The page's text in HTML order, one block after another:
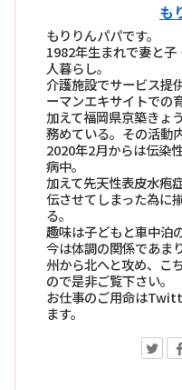
も
もりりんパパです。
1982年生まれで妻と
人暮らし。
介護施設でサービス提
ーマンエキサイトでの
加えて福岡県京築きょ
務めている。その活動
2020年2月からは伝染
病中。
加えて先天性表皮水疱
伝させてしまった為に
る。
趣味は子どもと車中泊
今は体調の関係であま
州から北へと攻め、こ
ので是非ご覧下さい。
お仕事のご用命は
ます。